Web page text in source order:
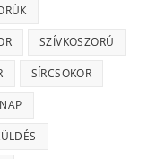
SZÍVKOSZORÚ
SÍRCSOKOR